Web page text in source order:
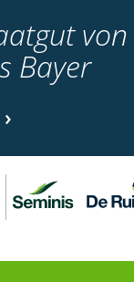
von
Bayer